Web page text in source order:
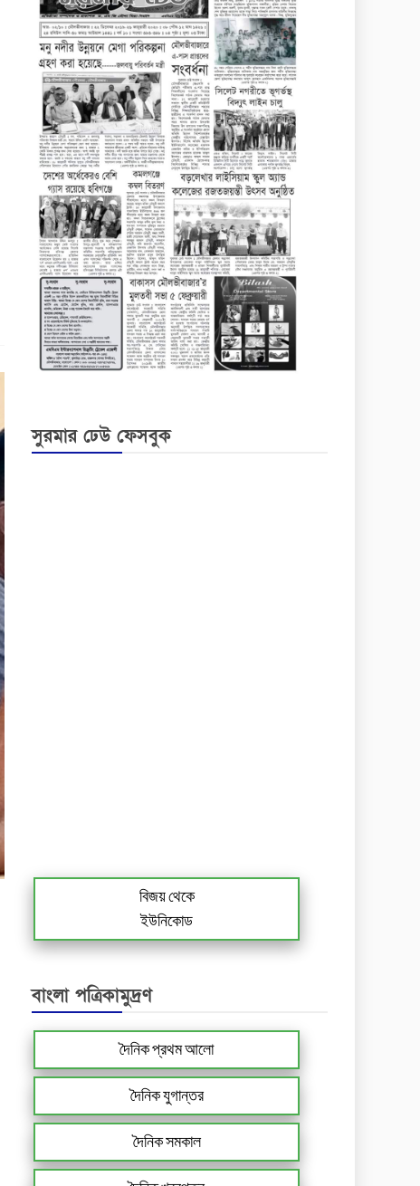
সুরমার ঢেউ ফেসবুক
বিজয় থেকে
ইউনিকোড
বাংলা পত্রিকামুদ্রণ
দৈনিক প্রথম আলো
দৈনিক যুগান্তর
দৈনিক সমকাল